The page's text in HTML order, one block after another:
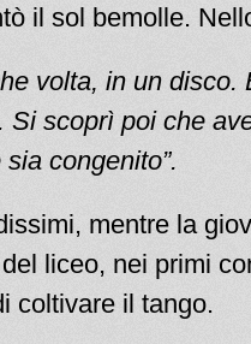
il sol bemolle.
volta, in un
scoprì poi che
congenito”.
mentre la
liceo, nei primi
coltivare il tango.